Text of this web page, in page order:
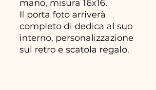
mano, misura 16x16.
Il porta foto arriverà
completo di dedica al suo
interno, personalizzazione
sul retro e scatola regalo.